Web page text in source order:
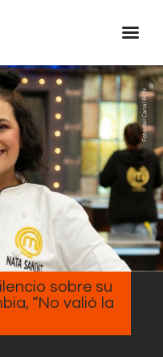
sobre su
“No valió la